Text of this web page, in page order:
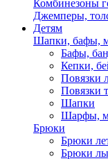
Комбинезоны
Джемперы,
Детям
Шапки, бафы,
Бафы,
Кепки,
Повязки
Повязки
Шапки
Шарфы,
Брюки
Брюки
Брюки